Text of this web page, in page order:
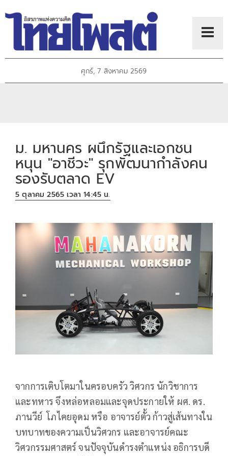
ศุกร์, 7 สิงหาคม 2569
ม. มหานคร ผนึกรัฐและเอกชน
หนุน "อาชีวะ" รุกพัฒนากำลังคน
รองรับตลาด EV
5 ตุลาคม 2565 เวลา 14:45 น.
จากการเติบโตมาในครอบครัว วิศวกร นักวิชาการ
และทหาร จึงหล่อหลอมและจุดประกายให้ ผศ. ดร.
ภานวีย์ โภไคยอุดม หรือ อาจารย์ตั้ว ก้าวสู่เส้นทางใน
บทบาทของความเป็นวิศวกร และอาจารย์คณะ
วิศวกรรมศาสตร์ จนปัจจุบันดำรงตำแหน่ง อธิการบดี